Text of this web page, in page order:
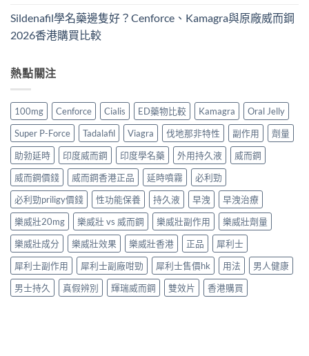
Sildenafil學名藥邊隻好？Cenforce、Kamagra與原廠威而鋼
2026香港購買比較
熱點關注
100mg Cenforce Cialis ED藥物比較 Kamagra
Oral Jelly
Super P-Force
Tadalafil Viagra 伐地那非特性 副作用
劑量
助勃延時
印度威而鋼 印度學名藥 外用持久液
威而鋼
威而鋼價錢
威而鋼香港正品 延時噴霧
必利勁
必利勁priligy價錢
性功能保養 持久液 早洩
早洩治療
樂威壯20mg
樂威壯 vs 威而鋼 樂威壯副作用
樂威壯劑量
樂威壯成分
樂威壯效果 樂威壯香港 正品
犀利士
犀利士副作用
犀利士副廠咁勁 犀利士售價hk 用法
男人健康
男士持久
真假辨別 輝瑞威而鋼 雙效片 香港購買